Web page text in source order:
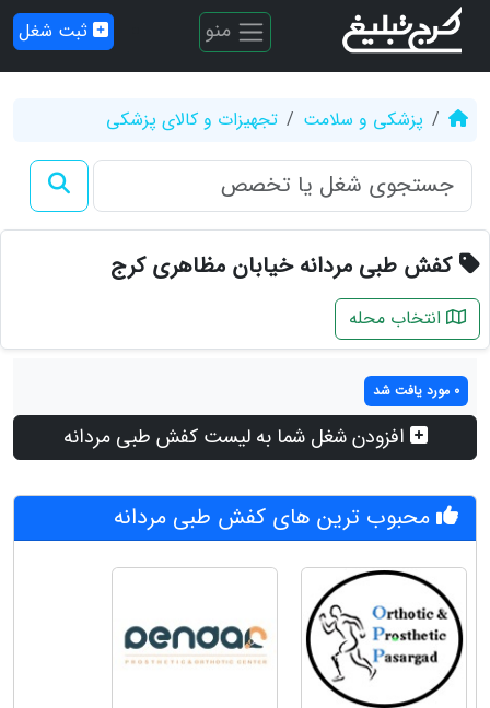
منو ثبت شغل
پزشکی و سلامت تجهیزات و کالای پزشکی
کفش طبی مردانه خیابان مظاهری کرج
انتخاب محله
0 مورد یافت شد
افزودن شغل شما به لیست کفش طبی مردانه
محبوب ترین های کفش طبی مردانه